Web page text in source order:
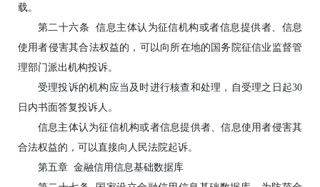
载。
第二十六条 信息主体认为征信机构或者信息提供者、信息
使用者侵害其合法权益的，可以向所在地的国务院征信业监督管
理部门派出机构投诉。
受理投诉的机构应当及时进行核查和处理，自受理之日起30
日内书面答复投诉人。
信息主体认为征信机构或者信息提供者、信息使用者侵害其
合法权益的，可以直接向人民法院起诉。
第五章 金融信用信息基础数据库